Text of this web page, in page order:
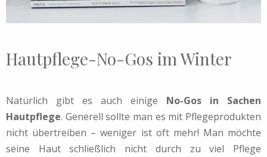
Hautpflege-No-Gos im Winter
Natürlich gibt es auch einige No-Gos in Sachen
Hautpflege. Generell sollte man es mit Pflegeprodukten
nicht übertreiben – weniger ist oft mehr! Man möchte
seine Haut schließlich nicht durch zu viel Pflege